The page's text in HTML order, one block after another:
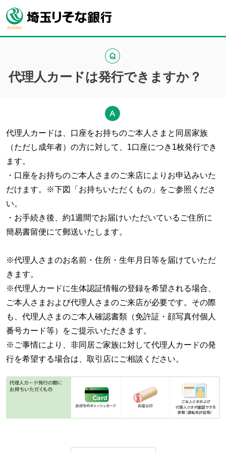
代理人カードは発行できますか？
代理人カードは、口座をお持ちのご本人さまと同居家族
（ただし成年者）の方に対して、1口座につき1枚発行でき
ます。
・口座をお持ちのご本人さまのご来店によりお申込みいた
だけます。※下図「お持ちいただくもの」をご参照くださ
い。
・お手続き後、約1週間でお届けいただいているご住所に
簡易書留便にて郵送いたします。
※代理人さまのお名前・住所・生年月日等を届けていただ
きます。
※代理人カードに生体認証情報の登録を希望される場合、
ご本人さまおよび代理人さまのご来店が必要です。その際
も、代理人さまのご本人確認書類（免許証・顔写真付個人
番号カード等）をご提示いただきます。
※ご事情により、非同居ご家族に対して代理人カードの発
行を希望する場合は、取引店にご相談ください。